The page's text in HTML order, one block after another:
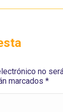
no
marcados *